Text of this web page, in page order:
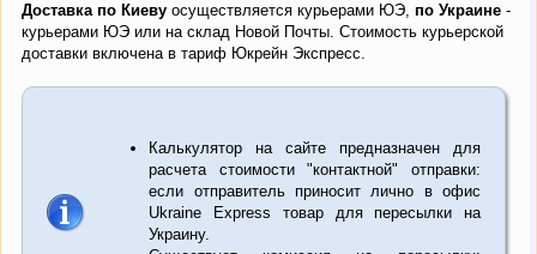
Доставка по Киеву осуществляется курьерами ЮЭ, по Украине -
курьерами ЮЭ или на склад Новой Почты. Стоимость курьерской
доставки включена в тариф Юкрейн Экспресс.
Калькулятор на сайте предназначен для
расчета стоимости "контактной" отправки:
если отправитель приносит лично в офис
Ukraine Express товар для пересылки на
Украину.